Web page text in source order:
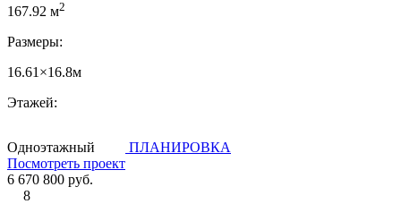
167.92 м2
Размеры:
16.61×16.8м
Этажей:
Одноэтажный
ПЛАНИРОВКА
Посмотреть проект
6 670 800 руб.
8